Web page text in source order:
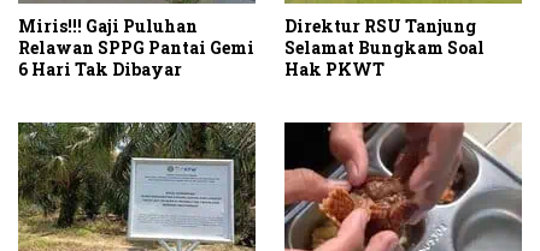
Miris!!! Gaji Puluhan
Relawan SPPG Pantai Gemi
6 Hari Tak Dibayar
Direktur RSU Tanjung
Selamat Bungkam Soal
Hak PKWT